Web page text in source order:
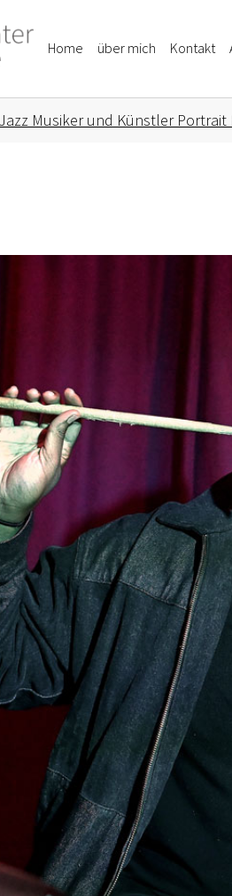
Home über mich Kontakt
Musiker und Künstler Portrait